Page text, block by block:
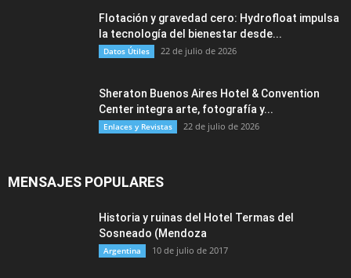
Flotación y gravedad cero: Hydrofloat impulsa
la tecnología del bienestar desde...
Datos Útiles 22 de julio de 2026
Sheraton Buenos Aires Hotel & Convention
Center integra arte, fotografía y...
Enlaces y Revistas 22 de julio de 2026
MENSAJES POPULARES
Historia y ruinas del Hotel Termas del
Sosneado (Mendoza
Argentina 10 de julio de 2017